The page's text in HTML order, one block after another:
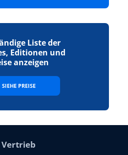
Liste der
Editionen und
anzeigen
SIEHE PREISE
Vertrieb